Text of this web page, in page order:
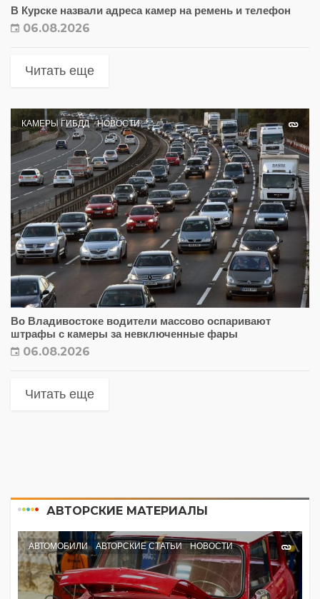
В Курске назвали адреса камер на ремень и телефон
06.08.2026
Читать еще
КАМЕРЫ ГИБДД НОВОСТИ
Во Владивостоке водители массово оспаривают
штрафы с камеры за невключенные фары
06.08.2026
Читать еще
АВТОРСКИЕ МАТЕРИАЛЫ
АВТОМОБИЛИ АВТОРСКИЕ СТАТЬИ НОВОСТИ